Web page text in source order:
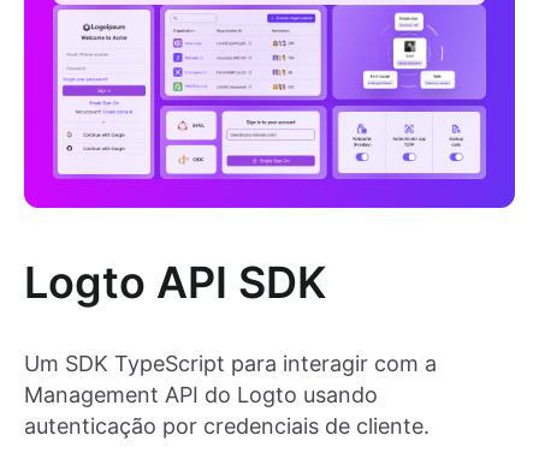
Logto API SDK
Um SDK TypeScript para interagir com a
Management API do Logto usando
autenticação por credenciais de cliente.